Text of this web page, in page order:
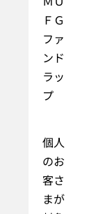
ＦＧ
ファ
ンド
ラッ
プ
個人
のお
客さ
まが